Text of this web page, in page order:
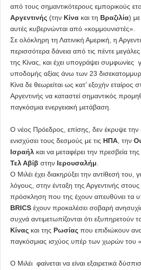
από τους σημαντικότερους εμπορικούς
Αργεντινής (την Κίνα και τη Βραζιλία) με
αυτές κυβερνώνται από «κομμουνιστές».
Σε ολόκληρη τη Λατινική Αμερική, η
περισσότερα δάνεια από τις πέντε
της Κίνας, και έχει υπογράψει συμφωνίες
υποδομής αξίας άνω των 23
Κίνα δε θεωρείται ως κατ’ εξοχήν εταίρος
Αργεντινής να καταστεί σημαντικός
παγκόσμια ενεργειακή μετάβαση.
Ο νέος Πρόεδρος, επίσης, δεν έκρυψε την
ενισχύσει τους δεσμούς με τις ΗΠΑ , την
Ισραήλ και να μεταφέρει την πρεσβεία
Τελ Αβίβ στην Ιερουσαλήμ
Ο Μιλέι έχει διακηρύξει την αντίθεσή του,
λόγους, στην ένταξη της Αργεντινής στους
πρόσκληση που της έχουν απευθύνει τα
BRICS έχουν προκαλέσει σοβαρή
συχνά αντιμετωπίζονται ότι εξυπηρετούν
Κίνας και της Ρωσίας που επιδιώκουν
παγκόσμιας ισχύος υπέρ των χωρών του
Ο Μιλέι φαίνεται να είναι εξαιρετικά